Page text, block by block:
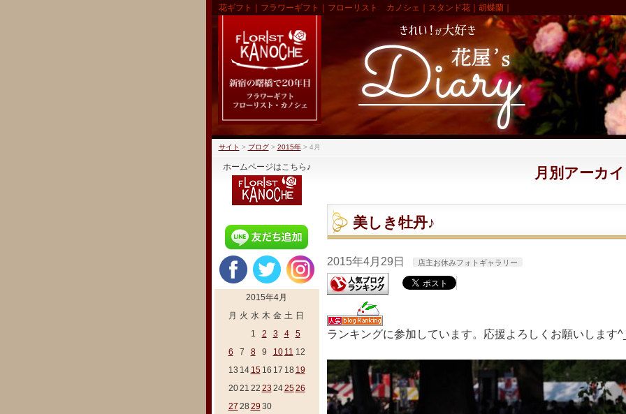
花ギフト｜フラワーギフト｜フローリスト カノシェ｜スタンド花｜胡蝶蘭｜
サイト > ブログ> 2015年> 4月
月別アーカ
美しき牡丹♪
2015年4月29日 店主お休みフォトギャラリー
ランキングに参加しています。応援よろしくお願いします
ホームページはこちら♪
2015年4月
月 火 水 木 金 土 日
1
2 3 4
5
6
7 8 9 10 11 12
13 14 15 16 17 18 19
2021 22 23 242526
27 28 29 30